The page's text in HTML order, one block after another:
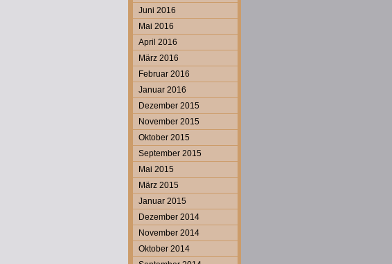
Juni 2016
Mai 2016
April 2016
März 2016
Februar 2016
Januar 2016
Dezember 2015
November 2015
Oktober 2015
September 2015
Mai 2015
März 2015
Januar 2015
Dezember 2014
November 2014
Oktober 2014